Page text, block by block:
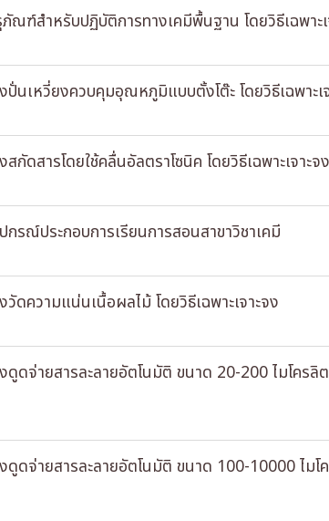
ณฑ์สําหรับปฏิบัติการทางเคมีพื้นฐาน โดยวิธีเฉพาะเ
ปั่นเหวี่ยงควบคุมอุณหภูมิแบบตั้งโต๊ะ โดยวิธีเฉพาะเ
กัดสารโดยใช้คลื่นอัลตราโซนิค โดยวิธีเฉพาะเจาะจง
รณ์ประกอบการเรียนการสอนสาขาวิชาเคมี
ดความแน่นเนื้อผลไม้ โดยวิธีเฉพาะเจาะจง
ดูดจ่ายสารละลายอัตโนมัติ ขนาด 20-200 ไมโครลิ
ดูดจ่ายสารละลายอัตโนมัติ ขนาด 100-10000 ไมโ